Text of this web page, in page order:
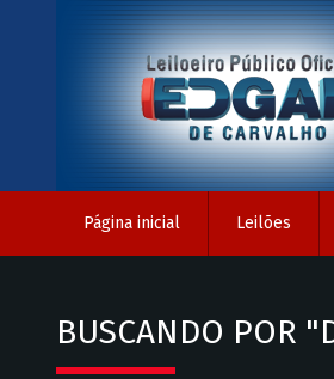
Página inicial Leilões
BUSCANDO POR